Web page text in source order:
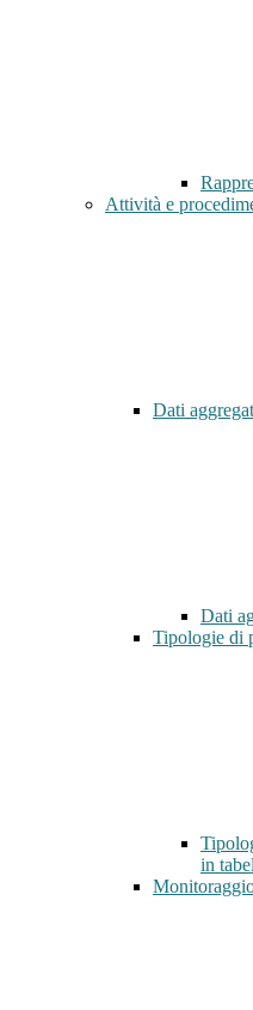
Attività e
Dati
Dati
Tipologie di
in